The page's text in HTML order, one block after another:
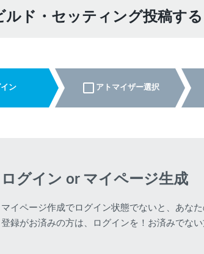
ルド・セッティング投稿する
イン アトマイザー選択
ログイン or マイページ生成
マイページ作成でログイン状態でないと、あな
登録がお済みの方は、ログインを！お済みでな